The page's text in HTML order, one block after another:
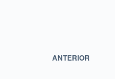
ANTERIOR